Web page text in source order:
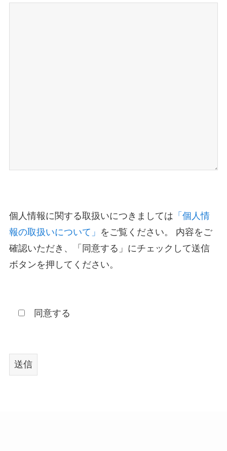
個人情報に関する取扱いにつきましては 「個人情
報の取扱いについて」 をご覧ください。 内容をご
確認いただき、「同意する」にチェックして送信
ボタンを押してください。
同意する